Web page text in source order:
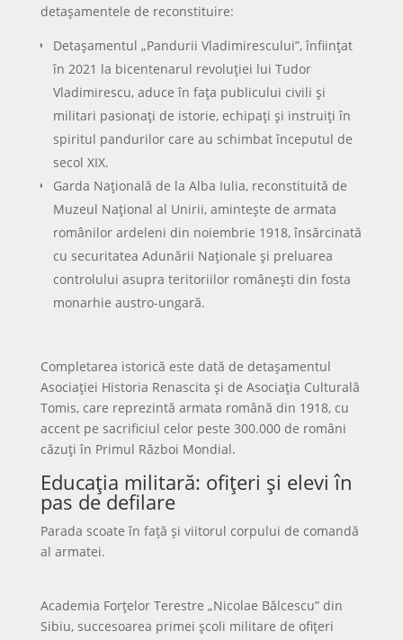
detașamentele de reconstituire:
Detașamentul „Pandurii Vladimirescului”, înființat
în 2021 la bicentenarul revoluției lui Tudor
Vladimirescu, aduce în fața publicului civili și
militari pasionați de istorie, echipați și instruiți în
spiritul pandurilor care au schimbat începutul de
secol XIX.
Garda Națională de la Alba Iulia, reconstituită de
Muzeul Național al Unirii, amintește de armata
românilor ardeleni din noiembrie 1918, însărcinată
cu securitatea Adunării Naționale și preluarea
controlului asupra teritoriilor românești din fosta
monarhie austro-ungară.
Completarea istorică este dată de detașamentul
Asociației Historia Renascita și de Asociația Culturală
Tomis, care reprezintă armata română din 1918, cu
accent pe sacrificiul celor peste 300.000 de români
căzuți în Primul Război Mondial.
Educația militară: ofițeri și elevi în
pas de defilare
Parada scoate în față și viitorul corpului de comandă
al armatei.
Academia Forțelor Terestre „Nicolae Bălcescu” din
Sibiu, succesoarea primei școli militare de ofițeri